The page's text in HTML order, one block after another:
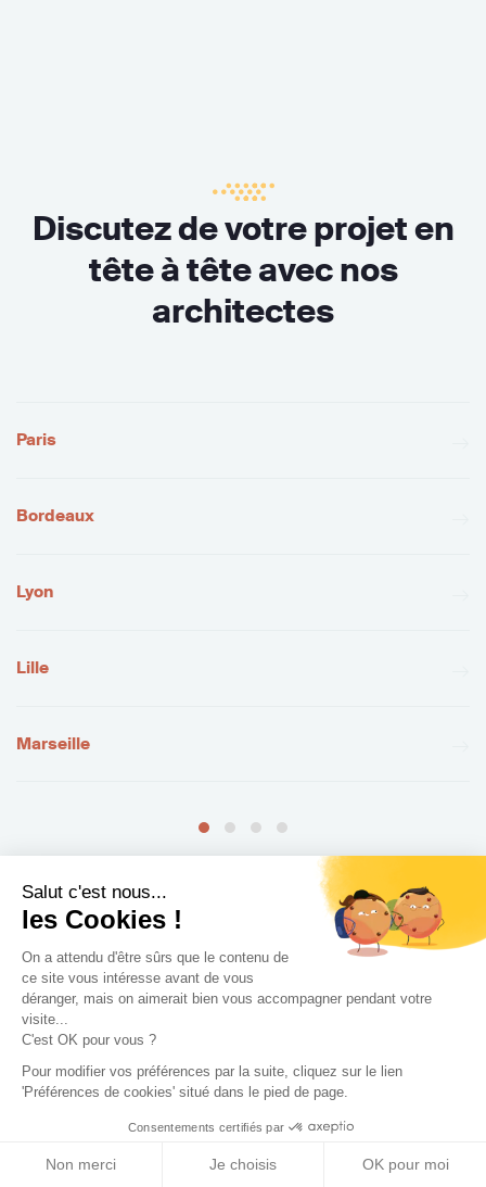
Salut c'est nous...
les Cookies !
On a attendu d'être sûrs que le contenu de
ce site vous intéresse avant de vous
déranger, mais on aimerait bien vous accompagner pendant votre
visite...
C'est OK pour vous ?
Pour modifier vos préférences par la suite, cliquez sur le lien
'Préférences de cookies' situé dans le pied de page.
Consentements certifiés par
Non merci Je choisis OK pour moi
Discutez de votre projet en
tête à tête avec nos
architectes
Paris
Bordeaux
Lyon
Lille
Marseille
Les différents types de